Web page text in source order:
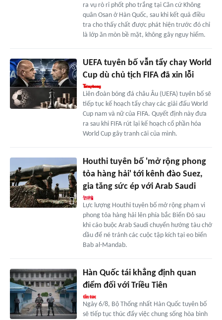
ra vụ rò rỉ phốt pho trắng tại Căn cứ Không
quân Osan ở Hàn Quốc, sau khi kết quả điều
tra cho thấy chất được phát hiện trước đó chỉ
là lớp ăn mòn bề mặt, không gây nguy hiểm.
UEFA tuyên bố vẫn tẩy chay World
Cup dù chủ tịch FIFA đã xin lỗi
Liên đoàn bóng đá châu Âu (UEFA) tuyên bố sẽ
tiếp tục kế hoạch tẩy chay các giải đấu World
Cup nam và nữ của FIFA. Quyết định này đưa
ra sau khi FIFA rút lại kế hoạch cổ phần hóa
World Cup gây tranh cãi của mình.
Houthi tuyên bố 'mở rộng phong
tỏa hàng hải' tới kênh đào Suez,
gia tăng sức ép với Arab Saudi
Lực lượng Houthi tuyên bố mở rộng phạm vi
phong tỏa hàng hải lên phía bắc Biển Đỏ sau
khi cáo buộc Arab Saudi chuyển hướng tàu chở
dầu để né tránh các cuộc tập kích tại eo biển
Bab al-Mandab.
Hàn Quốc tái khẳng định quan
điểm đối với Triều Tiên
Ngày 6/8, Bộ Thống nhất Hàn Quốc tuyên bố
sẽ tiếp tục thúc đẩy việc chung sống hòa bình